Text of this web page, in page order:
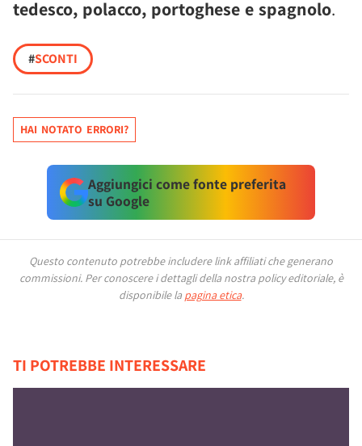
tedesco, polacco, portoghese e spagnolo.
#SCONTI
HAI NOTATO ERRORI?
Aggiungici come fonte preferita
su Google
Questo contenuto potrebbe includere link affiliati che generano
commissioni. Per conoscere i dettagli della nostra policy editoriale, è
disponibile la pagina etica.
TI POTREBBE INTERESSARE